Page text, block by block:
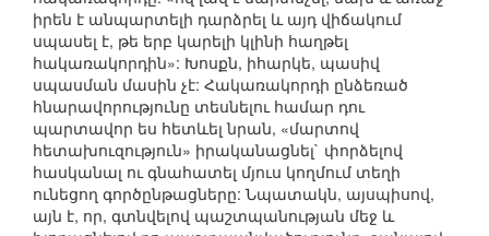
իրեն է անպարտելի դարձրել և այդ վիճակում
սպասել է, թե երբ կարելի կլինի հաղթել
հակառակորդին»: Խոսքն, իհարկե, պասիվ
սպասման մասին չէ: Հակառակորդի ընձեռած
հնարավորությունը տեսնելու համար դու
պարտավոր ես հետևել նրան, «մարտով
հետախուզություն» իրականացնել` փորձելով
հասկանալ ու գնահատել մյուս կողմում տեղի
ունեցող գործընթացները: Նպատակն, այսպիսով,
այն է, որ, գտնվելով պաշտպանության մեջ և